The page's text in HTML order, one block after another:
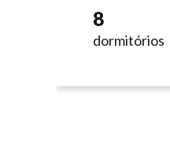
8
dormitórios